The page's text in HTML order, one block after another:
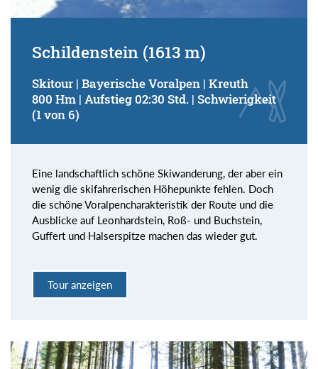
Schildenstein (1613 m)
Skitour | Bayerische Voralpen | Kreuth
800 Hm | Aufstieg 02:30 Std. | Schwierigkeit
(1 von 6)
Eine landschaftlich schöne Skiwanderung, der aber ein
wenig die skifahrerischen Höhepunkte fehlen. Doch
die schöne Voralpencharakteristik der Route und die
Ausblicke auf Leonhardstein, Roß- und Buchstein,
Guffert und Halserspitze machen das wieder gut.
Tour anzeigen